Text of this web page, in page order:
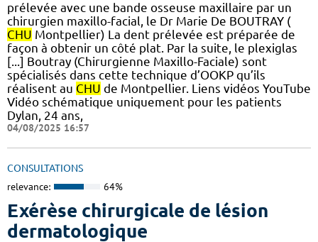
prélevée avec une bande osseuse maxillaire par un
chirurgien maxillo-facial, le Dr Marie De BOUTRAY (
CHU Montpellier) La dent prélevée est préparée de
façon à obtenir un côté plat. Par la suite, le plexiglas
[...] Boutray (Chirurgienne Maxillo-Faciale) sont
spécialisés dans cette technique d’OOKP qu’ils
réalisent au CHU de Montpellier. Liens vidéos YouTube
Vidéo schématique uniquement pour les patients
Dylan, 24 ans,
04/08/2025 16:57
CONSULTATIONS
relevance: 64%
Exérèse chirurgicale de lésion
dermatologique